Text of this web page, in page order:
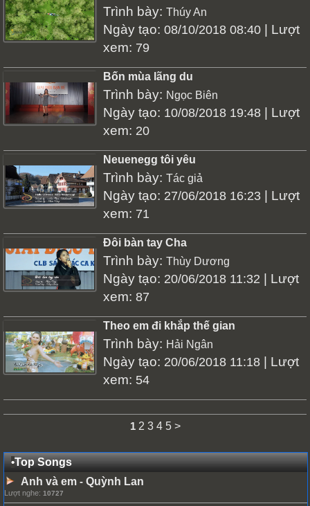
Trình bày: Thúy An
Ngày tạo: 08/10/2018 08:40 | Lượt
xem: 79
Bốn mùa lãng du
Trình bày: Ngọc Biên
Ngày tạo: 10/08/2018 19:48 | Lượt
xem: 20
Neuenegg tôi yêu
Trình bày: Tác giả
Ngày tạo: 27/06/2018 16:23 | Lượt
xem: 71
Đôi bàn tay Cha
Trình bày: Thùy Dương
Ngày tạo: 20/06/2018 11:32 | Lượt
xem: 87
Theo em đi khắp thế gian
Trình bày: Hải Ngân
Ngày tạo: 20/06/2018 11:18 | Lượt
xem: 54
1 2 3 4 5 >
•Top Songs
Anh và em - Quỳnh Lan
Lượt nghe: 10727